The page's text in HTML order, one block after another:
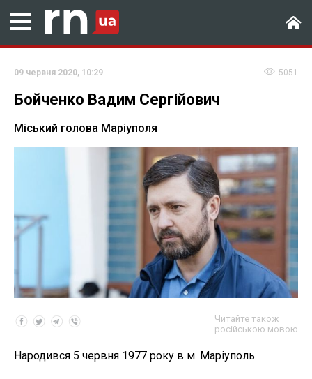
09 червня 2020, 10:29 5051
Бойченко Вадим Сергійович
Міський голова Маріуполя
Читайте також
російською мовою
Народився 5 червня 1977 року в м. Маріуполь.